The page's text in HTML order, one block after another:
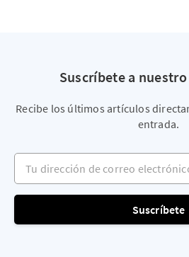
Suscríbete a
Recibe los últimos artículos
entrada.
Tu dirección de correo electrónico
Suscríbete